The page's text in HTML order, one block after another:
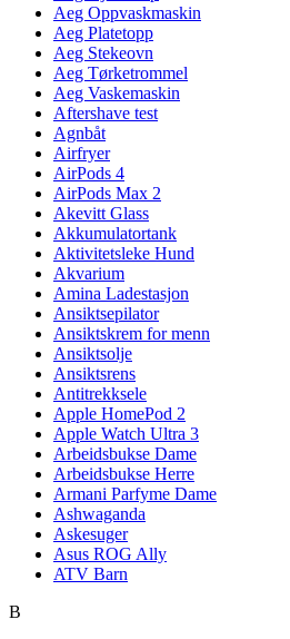
Aeg Oppvaskmaskin
Aeg Platetopp
Aeg Stekeovn
Aeg Tørketrommel
Aeg Vaskemaskin
Aftershave test
Agnbåt
Airfryer
AirPods 4
AirPods Max 2
Akevitt Glass
Akkumulatortank
Aktivitetsleke Hund
Akvarium
Amina Ladestasjon
Ansiktsepilator
Ansiktskrem for menn
Ansiktsolje
Ansiktsrens
Antitrekksele
Apple HomePod 2
Apple Watch Ultra 3
Arbeidsbukse Dame
Arbeidsbukse Herre
Armani Parfyme Dame
Ashwaganda
Askesuger
Asus ROG Ally
ATV Barn
B